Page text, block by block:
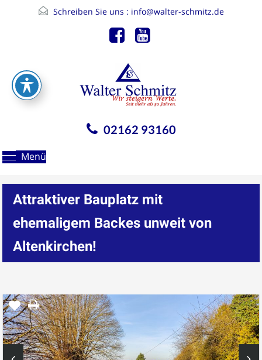
Schreiben Sie uns : info@walter-schmitz.de
02162 93160
Menü
Attraktiver Bauplatz mit
ehemaligem Backes unweit von
Altenkirchen!